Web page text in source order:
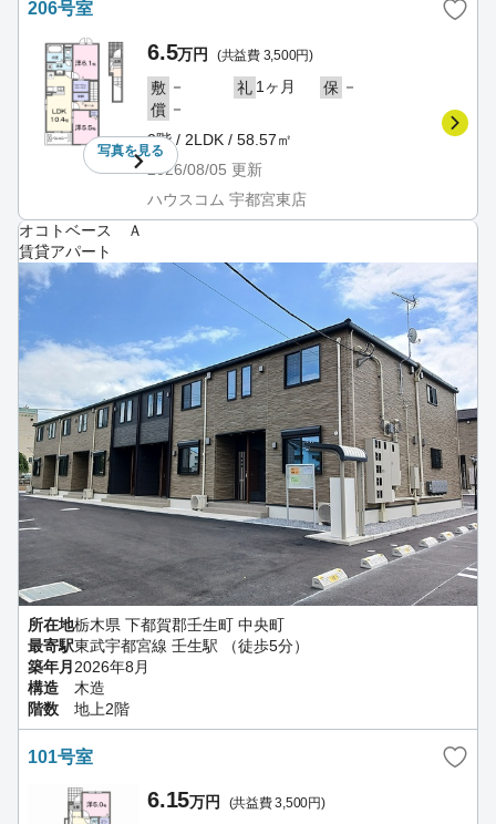
206号室
写真を見る
6.5万円 (共益費 3,500円)
敷 － 礼 1ヶ月 保 －
償 －
2階 / 2LDK / 58.57㎡
2026/08/05 更新
ハウスコム 宇都宮東店
オコトベース Ａ
賃貸アパート
所在地栃木県 下都賀郡壬生町 中央町
最寄駅東武宇都宮線 壬生駅 （徒歩5分）
築年月 2026年8月
構造
木造
階数
地上2階
101号室
6.15万円 (共益費 3,500円)